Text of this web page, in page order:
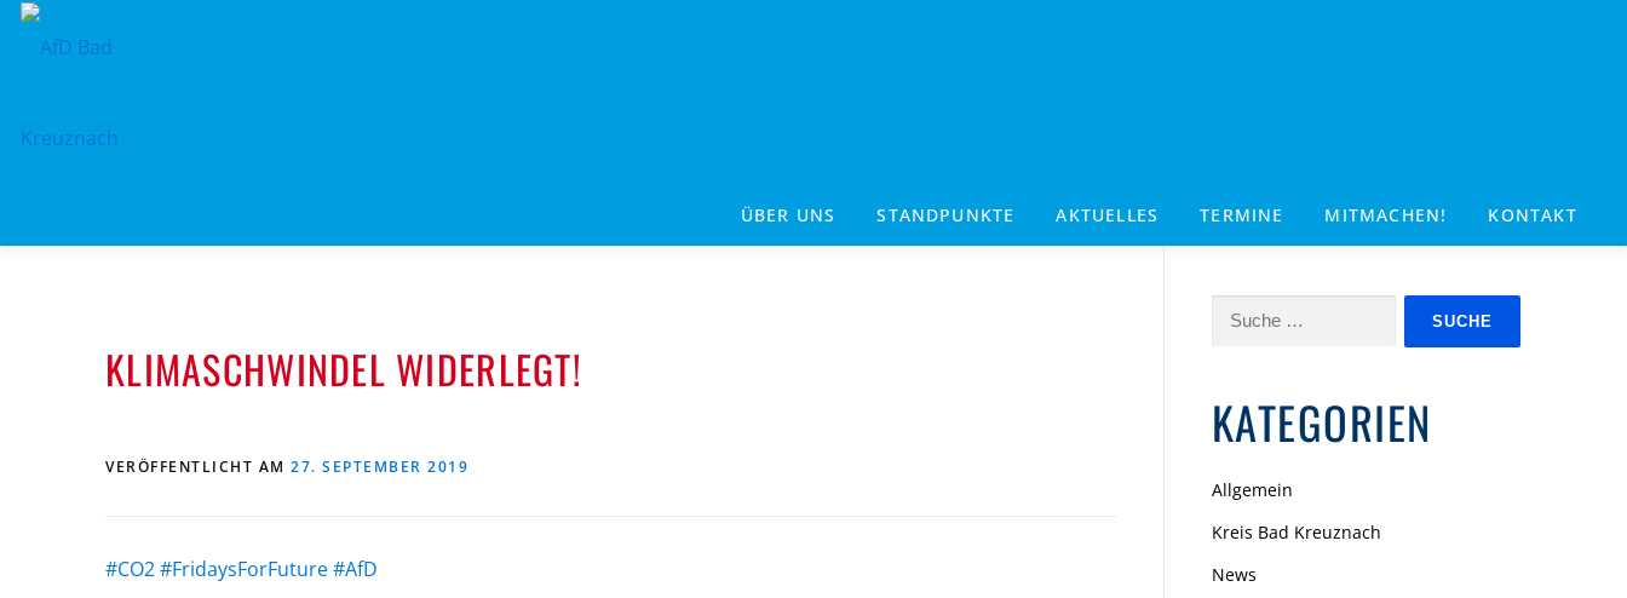
Zum
Inhalt
ÜBER UNS STANDPUNKTE AKTUELLES TERMINE MITMACHEN! KONTAKT
KLIMASCHWINDEL WIDERLEGT!
VERÖFFENTLICHT AM 27. SEPTEMBER 2019
#CO2#FridaysForFuture#AfD
Suche
KATEGORIEN
Allgemein
Kreis Bad Kreuznach
News